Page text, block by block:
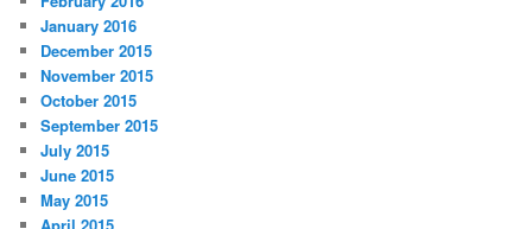
January 2016
December 2015
November 2015
October 2015
September 2015
July 2015
June 2015
May 2015